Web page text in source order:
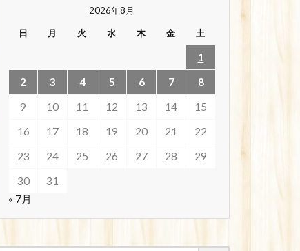
2026年8月
日 月 火 水 木 金 土
1
2
3 4 5 6 7
8
9
10 11 12 13 14
15
16
17 18 19 20 21
22
23
24 25 26 27 28
29
30
31
« 7月